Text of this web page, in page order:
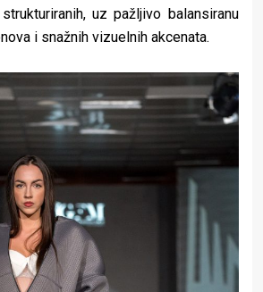
uz pažljivo balansiranu
i snažnih vizuelnih akcenata.